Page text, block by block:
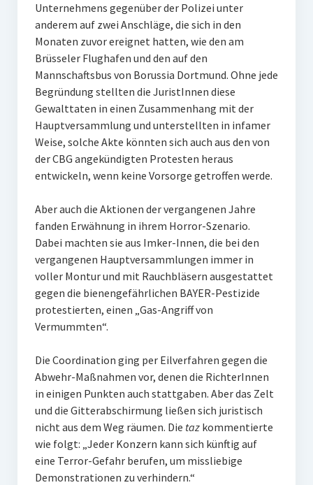
Unternehmens gegenüber der Polizei unter
anderem auf zwei Anschläge, die sich in den
Monaten zuvor ereignet hatten, wie den am
Brüsseler Flughafen und den auf den
Mannschaftsbus von Borussia Dortmund. Ohne jede
Begründung stellten die JuristInnen diese
Gewalttaten in einen Zusammenhang mit der
Hauptversammlung und unterstellten in infamer
Weise, solche Akte könnten sich auch aus den von
der CBG angekündigten Protesten heraus
entwickeln, wenn keine Vorsorge getroffen werde.
Aber auch die Aktionen der vergangenen Jahre
fanden Erwähnung in ihrem Horror-Szenario.
Dabei machten sie aus Imker-Innen, die bei den
vergangenen Hauptversammlungen immer in
voller Montur und mit Rauchbläsern ausgestattet
gegen die bienengefährlichen BAYER-Pestizide
protestierten, einen „Gas-Angriff von
Vermummten“.
Die Coordination ging per Eilverfahren gegen die
Abwehr-Maßnahmen vor, denen die RichterInnen
in einigen Punkten auch stattgaben. Aber das Zelt
und die Gitterabschirmung ließen sich juristisch
nicht aus dem Weg räumen. Die tazkommentierte
wie folgt: „Jeder Konzern kann sich künftig auf
eine Terror-Gefahr berufen, um missliebige
Demonstrationen zu verhindern.“